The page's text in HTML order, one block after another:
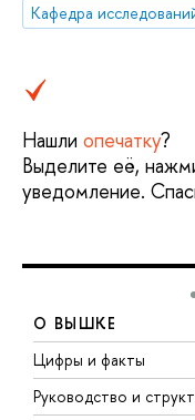
Нашли опечатку?
Выделите её,
уведомление.
О ВЫШКЕ
Цифры и факты
Руководство и